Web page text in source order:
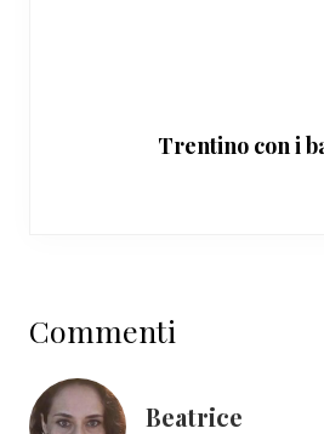
Trentino con i
del
lettore
Commenti
Beatrice